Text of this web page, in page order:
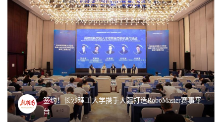
签约！长沙理工大学携手大疆打造RoboMaster赛事平
台